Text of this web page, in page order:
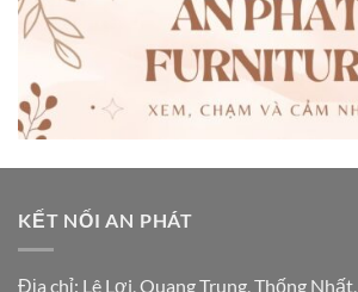
KẾT NỐI AN PHÁT
Địa chỉ: Lê Lợi, Quang Trung, Thống